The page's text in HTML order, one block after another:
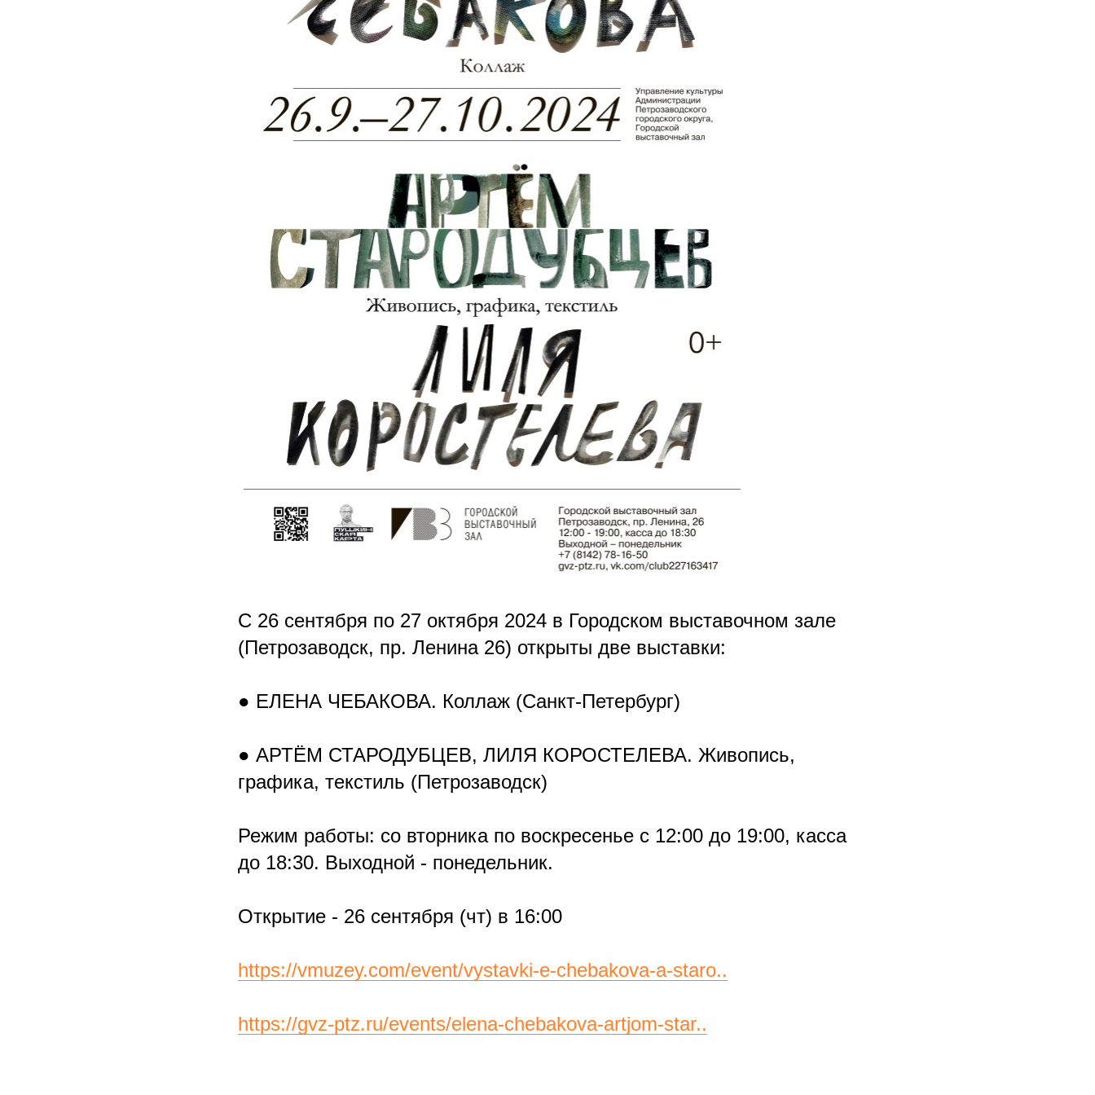
С 26 сентября по 27 октября 2024 в Городском выставочном зале
(Петрозаводск, пр. Ленина 26) открыты две выставки:
● ЕЛЕНА ЧЕБАКОВА. Коллаж (Санкт-Петербург)
● АРТЁМ СТАРОДУБЦЕВ, ЛИЛЯ КОРОСТЕЛЕВА. Живопись,
графика, текстиль (Петрозаводск)
Режим работы: со вторника по воскресенье с 12:00 до 19:00, касса
до 18:30. Выходной - понедельник.
Открытие - 26 сентября (чт) в 16:00
https://vmuzey.com/event/vystavki-e-chebakova-a-staro..
https://gvz-ptz.ru/events/elena-chebakova-artjom-star..